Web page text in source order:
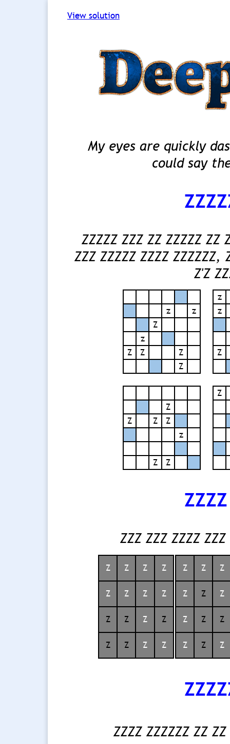
View solution
My eyes are quickly
could say
ZZZZZ ZZZ ZZ ZZZZZ ZZ
ZZZ ZZZZZ ZZZZ ZZZZZZ,
Z'Z
z
z
z
z
Z
z
Z
Z Z
Z
Z
Z
Z
Z
Z
Z
z
Z Z
ZZZ ZZZ ZZZZ
Z Z Z Z
Z Z Z Z
Z Z Z Z
Z Z Z Z
Z Z Z
Z Z Z
Z Z Z
Z Z Z